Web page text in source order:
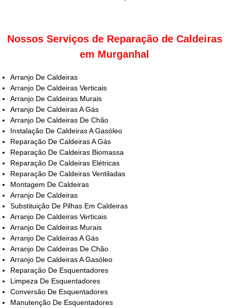
Nossos Serviços de Reparação de Caldeiras
em Murganhal
Arranjo De Caldeiras
Arranjo De Caldeiras Verticais
Arranjo De Caldeiras Murais
Arranjo De Caldeiras A Gás
Arranjo De Caldeiras De Chão
Instalação De Caldeiras A Gasóleo
Reparação De Caldeiras A Gás
Reparação De Caldeiras Biomassa
Reparação De Caldeiras Elétricas
Reparação De Caldeiras Ventiladas
Montagem De Caldeiras
Arranjo De Caldeiras
Substituição De Pilhas Em Caldeiras
Arranjo De Caldeiras Verticais
Arranjo De Caldeiras Murais
Arranjo De Caldeiras A Gás
Arranjo De Caldeiras De Chão
Arranjo De Caldeiras A Gasóleo
Reparação De Esquentadores
Limpeza De Esquentadores
Conversão De Esquentadores
Manutenção De Esquentadores